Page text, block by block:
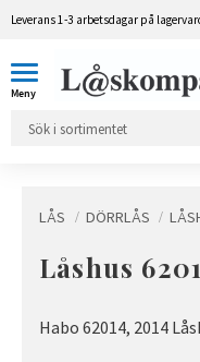
Leverans 1-3 arbetsdagar på
LÅS DÖRRLÅS
Låshus
Habo 62014, 2014